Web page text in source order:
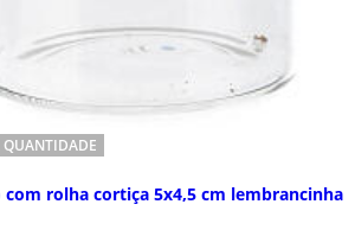
QUANTIDADE
com rolha cortiça 5x4,5 cm lembrancinha